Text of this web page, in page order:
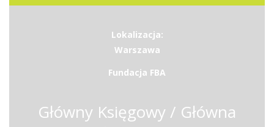
Lokalizacja:
Warszawa
Fundacja FBA
Główny Księgowy / Główna